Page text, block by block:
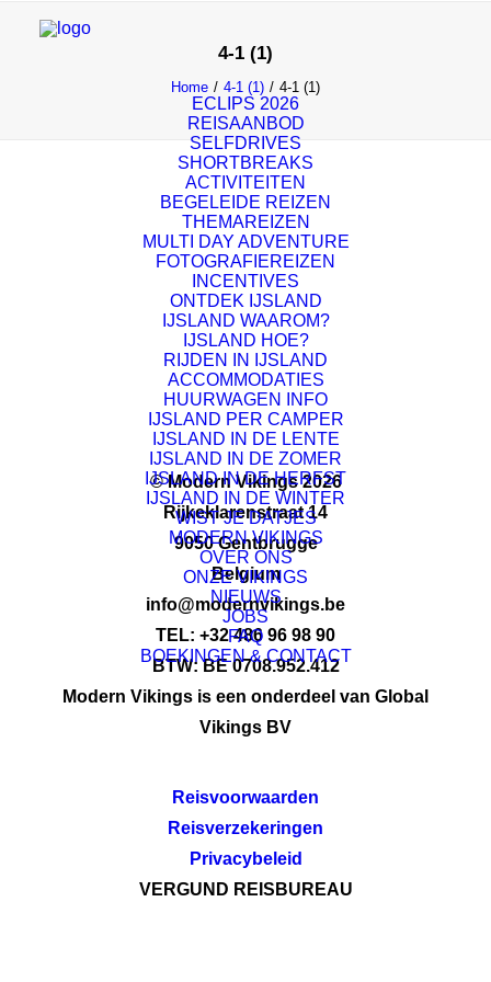
ECLIPS 2026
REISAANBOD
SELFDRIVES
SHORTBREAKS
ACTIVITEITEN
BEGELEIDE REIZEN
THEMAREIZEN
MULTI DAY ADVENTURE
FOTOGRAFIEREIZEN
INCENTIVES
ONTDEK IJSLAND
IJSLAND WAAROM?
IJSLAND HOE?
RIJDEN IN IJSLAND
ACCOMMODATIES
HUURWAGEN INFO
IJSLAND PER CAMPER
IJSLAND IN DE LENTE
IJSLAND IN DE ZOMER
IJSLAND IN DE HERFST
IJSLAND IN DE WINTER
WIST JE DATJES
MODERN VIKINGS
OVER ONS
ONZE VIKINGS
NIEUWS
JOBS
FAQ
BOEKINGEN & CONTACT
4-1 (1)
Home 4-1 (1) 4-1 (1)
© Modern Vikings 2026
Rijkeklarenstraat 14
9050 Gentbrugge
Belgium
info@modernvikings.be
TEL: +32 486 96 98 90
BTW: BE 0708.952.412
Modern Vikings is een onderdeel van Global
Vikings BV
Reisvoorwaarden
Reisverzekeringen
Privacybeleid
VERGUND REISBUREAU